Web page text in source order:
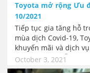
Toyota mở rộng Ưu
10/2021
Tiếp tục gia tăng hỗ
mùa dịch Covid-19,
khuyến mãi và dịch
10/2021. Lần hỗ trợ
Altis, Fortuner, Rush,
October 3, 2021